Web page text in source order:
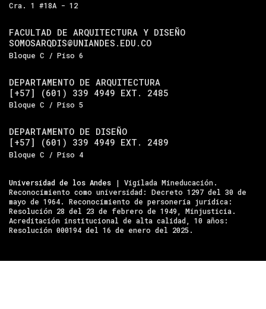
Cra. 1 #18A - 12
FACULTAD DE ARQUITECTURA Y DISEÑO
SOMOSARQDIS@UNIANDES.EDU.CO
Bloque C / Piso 6
DEPARTAMENTO DE ARQUITECTURA
[+57] (601) 339 4949 EXT. 2485
Bloque C / Piso 5
DEPARTAMENTO DE DISEÑO
[+57] (601) 339 4949 EXT. 2489
Bloque C / Piso 4
Universidad de los Andes | Vigilada Mineducación.
Reconocimiento como universidad: Decreto 1297 del 30 de
mayo de 1964. Reconocimiento de personería jurídica:
Resolución 28 del 23 de febrero de 1949, Minjusticia.
Acreditación institucional de alta calidad, 10 años:
Resolución 000194 del 16 de enero del 2025.